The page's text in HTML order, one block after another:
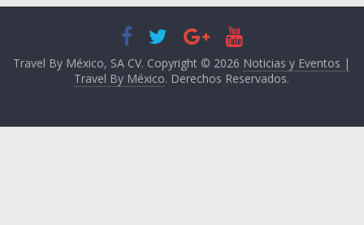
Travel By México, SA CV. Copyright © 2026 Noticias y Eventos |
Travel By México. Derechos Reservados.